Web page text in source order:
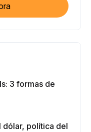
3 formas de
dólar, política del